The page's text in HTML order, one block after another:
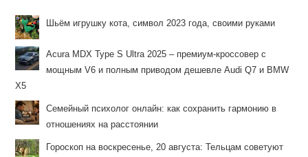
Шьём игрушку кота, символ 2023 года, своими руками
Acura MDX Type S Ultra 2025 – премиум-кроссовер с
мощным V6 и полным приводом дешевле Audi Q7 и BMW
X5
Семейный психолог онлайн: как сохранить гармонию в
отношениях на расстоянии
Гороскоп на воскресенье, 20 августа: Тельцам советуют